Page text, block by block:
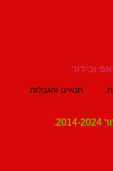
תנאים והגבלות